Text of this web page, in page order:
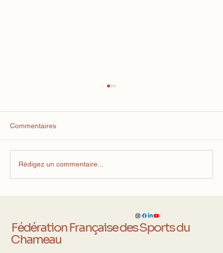
accueille la Coupe de France et un duel
international inédit !
Commentaires
Rédigez un commentaire...
Fédération Française des Sports du
Chameau